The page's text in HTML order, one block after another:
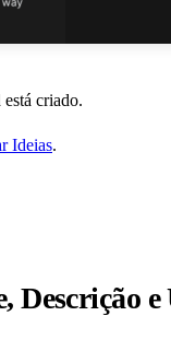
criado.
Ideias.
Descrição